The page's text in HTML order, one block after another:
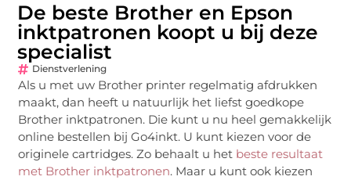
De beste Brother en Epson
inktpatronen koopt u bij deze
specialist
Dienstverlening
Als u met uw Brother printer regelmatig afdrukken
maakt, dan heeft u natuurlijk het liefst goedkope
Brother inktpatronen. Die kunt u nu heel gemakkelijk
online bestellen bij Go4inkt. U kunt kiezen voor de
originele cartridges. Zo behaalt u het beste resultaat
met Brother inktpatronen. Maar u kunt ook kiezen